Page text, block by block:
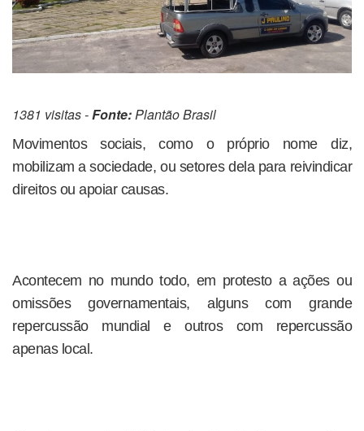
1381 visitas -Fonte:Plantão Brasil
Movimentos sociais, como o próprio nome diz,
mobilizam a sociedade, ou setores dela para reivindicar
direitos ou apoiar causas.
Acontecem no mundo todo, em protesto a ações ou
omissões governamentais, alguns com grande
repercussão mundial e outros com repercussão
apenas local.